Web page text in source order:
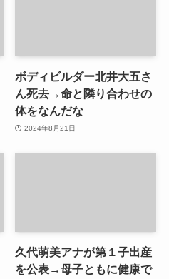
ボディビルダー北井大五さ
ん死去→命と隣り合わせの
体をなんだな
2024年8月21日
久代萌美アナが第１子出産
を公表→母子ともに健康で